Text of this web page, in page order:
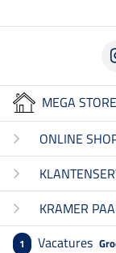
MEGA
ONLINE
KRAMER
1 Vacatures